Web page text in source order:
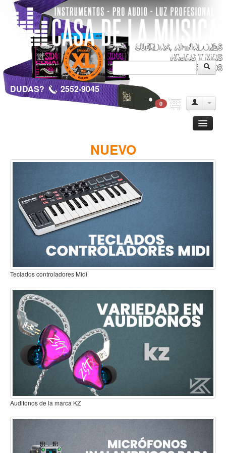
DUDAS? 2552-9045
0
Clasica
Electrica
Amplificadores
Pedales de efectos
Estuches y fundas
Fajas y colgantes
Accesorios
Cuerdas
Bajos
Electrico
Acustico
Amplificadores
Pedales de efectos
Estuches y fundas
Fajas
Accesorios
NUEVO